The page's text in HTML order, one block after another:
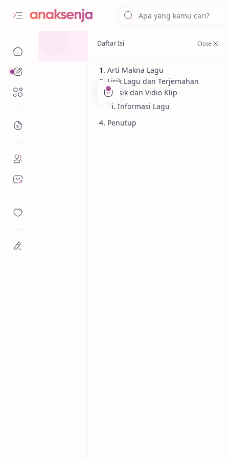
Analisis
Lirik Lagu
Terjemahan
Arti Makna Lagu
Lirik Lagu dan Terjemahan
Musik dan Vidio Klip
Informasi Lagu
Penutup